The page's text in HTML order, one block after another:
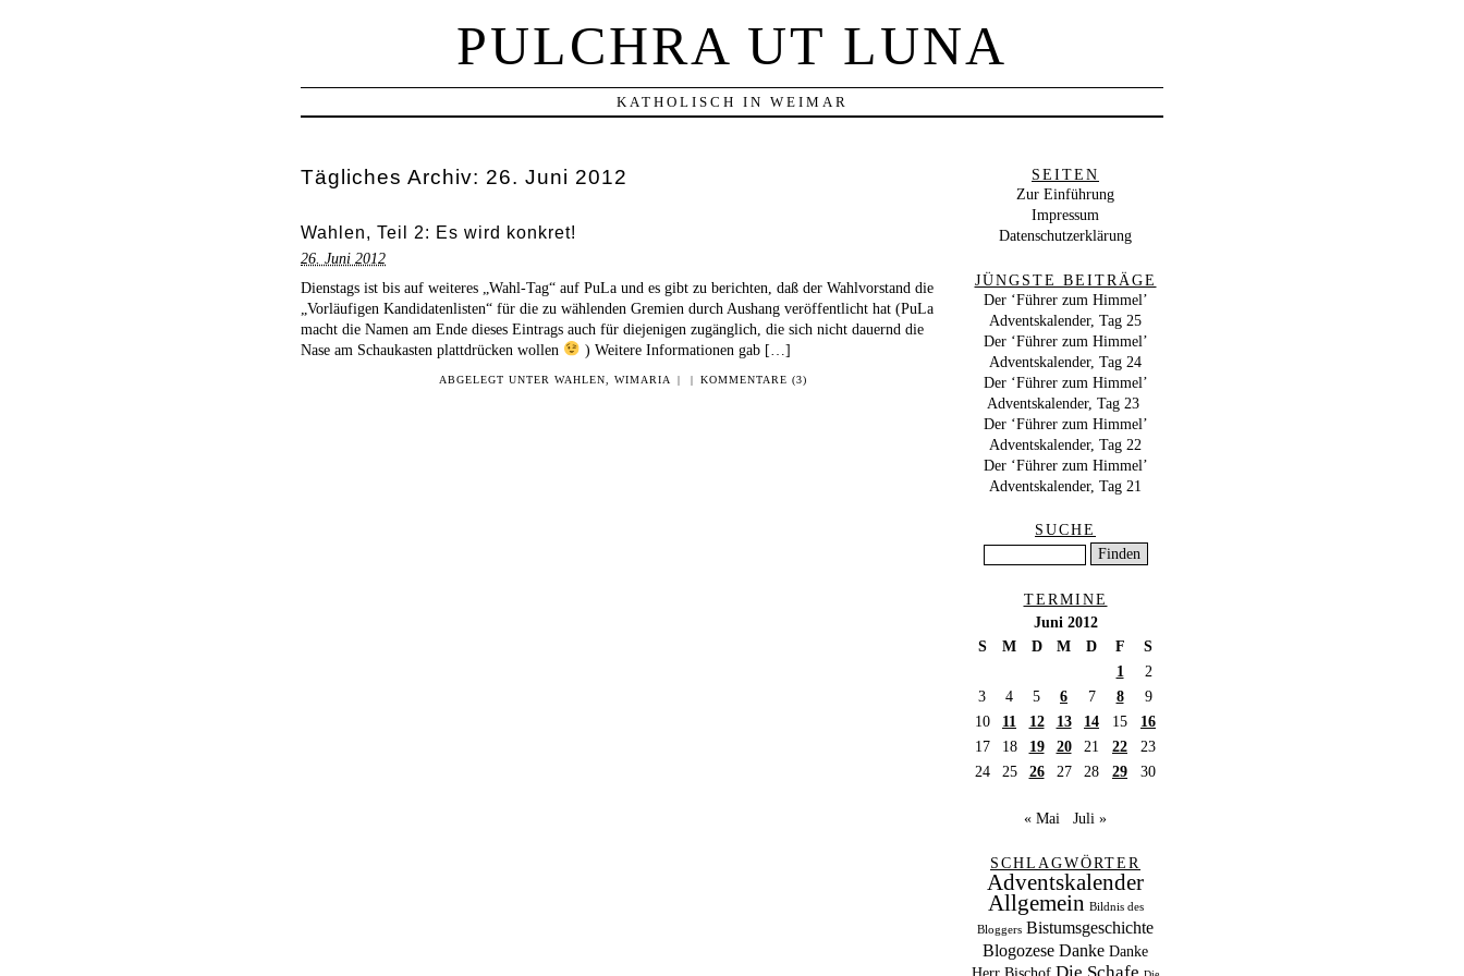
PULCHRA UT LUNA
KATHOLISCH IN WEIMAR
Tägliches Archiv: 26. Juni 2012
Wahlen, Teil 2: Es wird konkret!
26. Juni 2012
Dienstags ist bis auf weiteres „Wahl-Tag“ auf PuLa und es gibt zu berichten, daß der Wahlvorstand die
„Vorläufigen Kandidatenlisten“ für die zu wählenden Gremien durch Aushang veröffentlicht hat (PuLa
macht die Namen am Ende dieses Eintrags auch für diejenigen zugänglich, die sich nicht dauernd die
Nase am Schaukasten plattdrücken wollen
) Weitere Informationen gab […]
ABGELEGT UNTERWAHLEN ,WIMARIA | | KOMMENTARE (3)
SEITEN
Zur Einführung
Impressum
Datenschutzerklärung
JÜNGSTE BEITRÄGE
Der ‘Führer zum Himmel’
Adventskalender, Tag 25
Der ‘Führer zum Himmel’
Adventskalender, Tag 24
Der ‘Führer zum Himmel’
Adventskalender, Tag 23
Der ‘Führer zum Himmel’
Adventskalender, Tag 22
Der ‘Führer zum Himmel’
Adventskalender, Tag 21
SUCHE
TERMINE
Juni 2012
S
M D M D F
S
1
2
3
4 5 6 7 8
9
10
11 12 13 14 15
16
17
18 19 20 21 22
23
24
25 26 27 28 29 30
« Mai Juli »
SCHLAGWÖRTER
Adventskalender
Allgemein Bildnis des
Bloggers Bistumsgeschichte
Blogozese Danke Danke